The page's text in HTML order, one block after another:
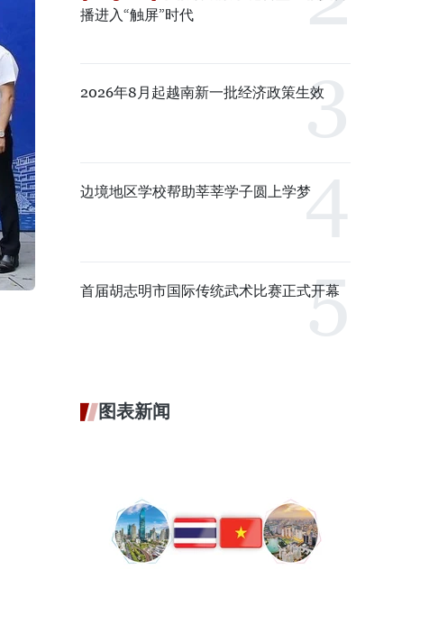
播进入“触屏”时代
2026年8月起越南新一批经济政策生效
边境地区学校帮助莘莘学子圆上学梦
首届胡志明市国际传统武术比赛正式开幕
图表新闻